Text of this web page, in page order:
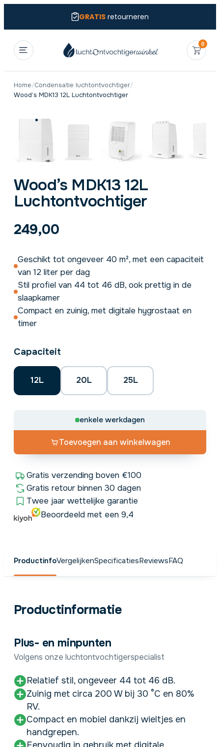
GRATISretourneren
0
Home/Condensatie luchtontvochtiger/
Wood’s MDK13 12L Luchtontvochtiger
Wood’s MDK13 12L
Luchtontvochtiger
249,00
Geschikt tot ongeveer 40 m², met een capaciteit
van 12 liter per dag
Stil profiel van 44 tot 46 dB, ook prettig in de
slaapkamer
Compact en zuinig, met digitale hygrostaat en
timer
Capaciteit
12L 20L 25L
enkele werkdagen
Toevoegen aan winkelwagen
Gratis verzending boven €100
Gratis retour binnen 30 dagen
Twee jaar wettelijke garantie
Beoordeeld met een 9,4
ProductinfoVergelijkenSpecificatiesReviewsFAQ
Productinformatie
Plus- en minpunten
Volgens onze luchtontvochtigerspecialist
Relatief stil, ongeveer 44 tot 46 dB.
Zuinig met circa 200 W bij 30 °C en 80%
RV.
Compact en mobiel dankzij wieltjes en
handgrepen.
Eenvoudig in gebruik met digitale